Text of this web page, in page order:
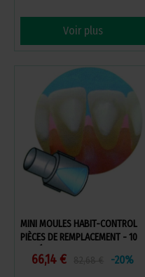
Voir plus
MINI MOULES HABIT-CONTROL
PIÈCES DE REMPLACEMENT - 10
66,14 € -20%